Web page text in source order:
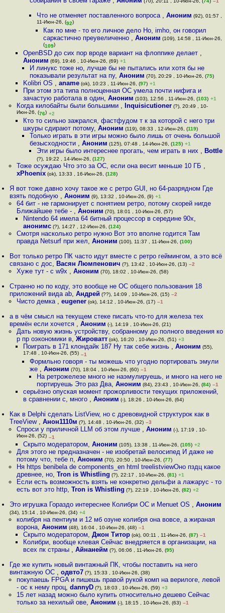
Что не отменяет поставленного вопроса , Аноним (92), 01:57 ,
11-Июн-26, (92)
Как по мне - то его личное дело Но, imho, он говорил
саркастично преувеличенно , Аноним (109), 14:58 , 11-Июн-26,
(109)
OpenBSD до сих пор вроде вариант на флоппике делает ,
Аноним (69), 19:46 , 10-Июн-26, (69) +1
И линукс тоже но, лучше бы не пытались или хотя бы не
показывали результат на пу,Аноним (70), 20:29 , 10-Июн-26, (75)
Kolibri OS , aname(ok), 10:23 , 11-Июн-26, (97) +1
При этом эта типа полноценная ОС умела почти нифига и
зачастую работала в один, Аноним (103), 12:56 , 11-Июн-26, (103) +1
Когда килобайты были большими , Inquisicutioner(?), 20:49 , 10-
Июн-26, (76) +2
Кто то сильно зажрался, фастфудом т к за которой с него три
шкуры сдирают потому, Аноним (119), 08:33 , 12-Июн-26, (119)
Только играть в эти игры можно было лишь от очень большой
безысходности ,Аноним (125), 07:48 , 14-Июн-26, (125) +1
Эти игры было интереснее прогать, чем играть в них , Bottle
(?), 19:22 , 14-Июн-26, (127)
Тоже осуждаю Что это за ОС, если она весит меньше 10 ГБ ,
xPhoenix(ok), 13:33 , 16-Июн-26, (128)
Я вот тоже давно хочу такое же с ретро GUI, но 64-разрядном Где
взять подобную ,Аноним (9), 13:32 , 10-Июн-26, (9) +1
64 бит - не гармонирует с понятием ретро, потому скорей нигде
Ближайшее тебе - , Аноним (70), 18:01 , 10-Июн-26, (57)
Nintendo 64 имела 64 битный процессор в середине 90х,
анонимс(?), 14:27 , 12-Июн-26, (124)
Смотря насколько ретро нужно Вот это вполне годится Там
правда Netsurf при жел, Аноним (100), 11:37 , 11-Июн-26, (100)
Вот только ретро ПК часто идут вместе с ретро геймингом, а это всё
связано с дос, Васян Люмпенович (?), 13:42 , 10-Июн-26, (13) –2
Хуже тут - с w9x , Аноним (70), 18:02 , 10-Июн-26, (58)
Странно но по коду, это вообще не ОС общего пользования 18
приложений вида ab,Андрей (??), 14:09 , 10-Июн-26, (15) –2
Чисто демка , eugener(ok), 14:12 , 10-Июн-26, (17) –1
а в чём смысл на текущем стеке писать что-то для железа тех
времён если хочется ,Аноним (-), 14:19 , 10-Июн-26, (21)
Дать новую жизнь устройству, собранному до полного введения ко
р пр оэкономики в, Жироватт(ok), 16:20 , 10-Июн-26, (51) +3
Поиграть в 171 клондайк 187 Ну так себе жизнь , Аноним (55),
17:48 , 10-Июн-26, (55) –1
Формльно говоря - ты можешь что угодно портировать эмули
же ,Аноним (70), 18:04 , 10-Июн-26, (60) –1
На ретрожелезе много не наэмулируешь, и много на него не
портируешь Это раз Два, Аноним (84), 23:43 , 10-Июн-26, (84) –1
серьёзно опуская момент прожорливости текущих приложений,
в сравнении с, много , Аноним (-), 18:26 , 10-Июн-26, (64)
Как в Delphi сделать ListView, но с древовидной структурок как в
TreeView ,Анон1110м (?), 14:48 , 10-Июн-26, (32) –3
Спроси у приличной LLM об этом лучше , Аноним (-), 17:19 , 10-
Июн-26, (52) –1
Скрыто модератором, Аноним (105), 13:38 , 11-Июн-26, (105) +2
Для этого не предназначен - не изобретай велосипед И даже не
потому что, тебе п, Аноним (70), 20:50 , 10-Июн-26, (77)
Ня https benibela de components_en html treelistviewОно пздц какое
древнее, но, Tron is Whistling (?), 22:17 , 10-Июн-26, (81) +1
Если есть возможность взять не конкретно дельфи а лажарус - то
есть вот это http, Tron is Whistling (?), 22:19 , 10-Июн-26, (82) +2
Это игрушка Гораздо интереснее Колибри ОС и Menuet OS ,Аноним
(34), 15:14 , 10-Июн-26, (34) +4
колибря на пентиум и 12 мб озуне колибря она вовсе, а жираная
ворона, Аноним (48), 16:04 , 10-Июн-26, (48) –1
Скрыто модератором, Джон Титор(ok), 00:11 , 11-Июн-26, (87) –1
Колибри, вообще клевая Сейчас внедряется в организации, на
всех пк страны , Айнанейм (?), 06:06 , 11-Июн-26, (95)
Где же купить новый винтажный ПК, чтобы поставить на него
винтажную ОС ,одвто7 (?), 15:33 , 10-Июн-26, (38)
покупаешь FPGA и пишешь правой рукой комп на верилоге, левой
- ос к нему проц, dannyD(?), 18:03 , 10-Июн-26, (59) +3
15 лет назад можно было купить относительно дешево Сейчас
только за нехилый ове, Аноним (-), 18:15 , 10-Июн-26, (63) –1